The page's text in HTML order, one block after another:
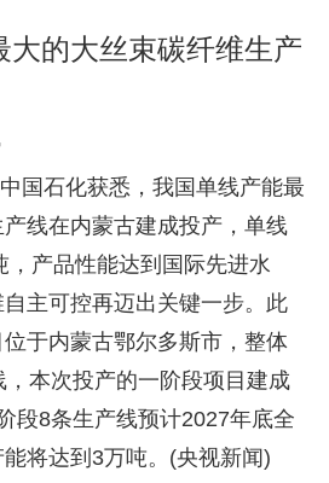
大的大丝束碳纤维生产
国石化获悉，我国单线产能最
线在内蒙古建成投产，单线
，产品性能达到国际先进水
主可控再迈出关键一步。此
于内蒙古鄂尔多斯市，整体
本次投产的一阶段项目建成
段8条生产线预计2027年底全
将达到3万吨。(央视新闻)